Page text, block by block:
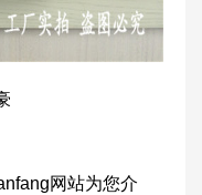
网站为您介